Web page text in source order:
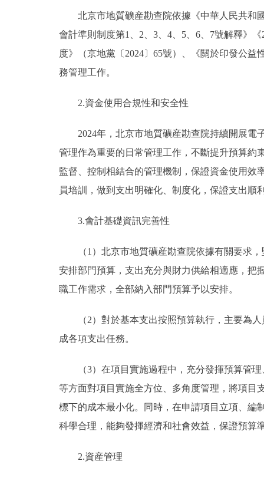
北京市地質礦産勘查院依據《中華人民共和
會計準則制度第1、2、3、4、5、6、7號解釋》
度》（京地黨〔2024〕65號）、《關於印發公
務管理工作。
2.資金使用合規性和安全性
2024年，北京市地質礦産勘查院持續開展
管理作為重要的日常管理工作，不斷提升預算約
監督、控制相結合的管理機制，保證資金使用效
員培訓，做到支出明確化、制度化，保證支出順
3.會計基礎資訊完善性
（1）北京市地質礦産勘查院依據有關要求
安排部門預算，支出充分與財力供給相適應，把
職工作需求，全部納入部門預算予以安排。
（2）對於基本支出按照預算執行，主要為
成各項支出任務。
（3）在項目實施過程中，充分發揮預算管
等方面對項目實施全方位、多角度管理，將項目
標下的成本最小化。同時，在申請項目立項、編
科學合理，能夠發揮經濟和社會效益，保證預算
2.資産管理